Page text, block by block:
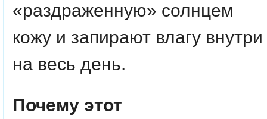
«раздраженную» солнцем
кожу и запирают влагу внутри
на весь день.
Почему этот